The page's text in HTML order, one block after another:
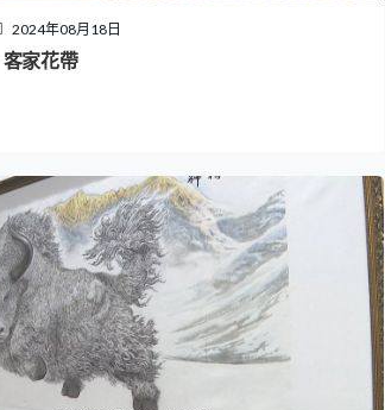
2024年08月18日
家花帶